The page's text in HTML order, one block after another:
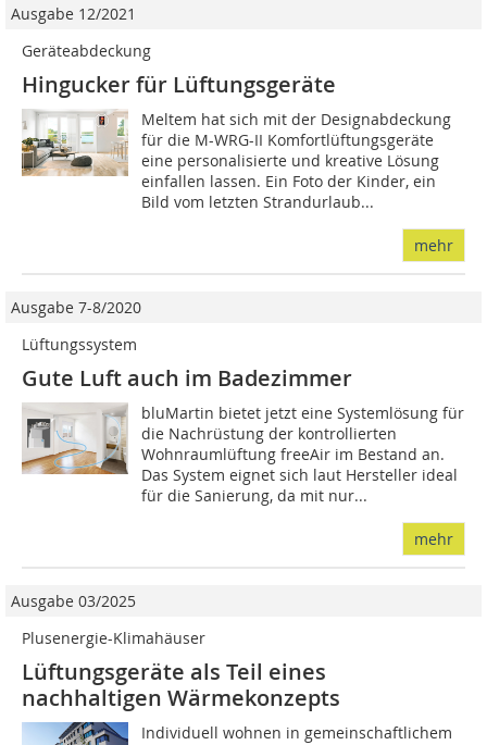
Ausgabe 12/2021
Geräteabdeckung
Hingucker für Lüftungsgeräte
Meltem hat sich mit der Designabdeckung
für die M-WRG-II Komfortlüftungsgeräte
eine personalisierte und kreative Lösung
einfallen lassen. Ein Foto der Kinder, ein
Bild vom letzten Strandurlaub...
mehr
Ausgabe 7-8/2020
Lüftungssystem
Gute Luft auch im Badezimmer
bluMartin bietet jetzt eine Systemlösung für
die Nachrüstung der kontrollierten
Wohnraumlüftung freeAir im Bestand an.
Das System eignet sich laut Hersteller ideal
für die Sanierung, da mit nur...
mehr
Ausgabe 03/2025
Plusenergie-Klimahäuser
Lüftungsgeräte als Teil eines
nachhaltigen Wärmekonzepts
Individuell wohnen in gemeinschaftlichem